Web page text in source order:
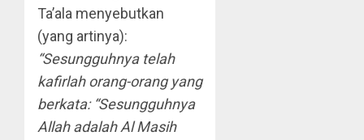
Ta’ala menyebutkan
(yang artinya):
“Sesungguhnya telah
kafirlah orang-orang yang
berkata: “Sesungguhnya
Allah adalah Al Masih